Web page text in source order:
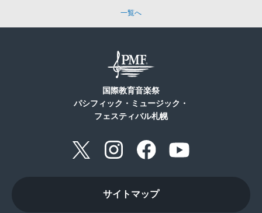
一覧へ
国際教育音楽祭
パシフィック・ミュージック・
フェスティバル札幌
サイトマップ